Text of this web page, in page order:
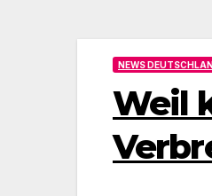
NEWS
Weil